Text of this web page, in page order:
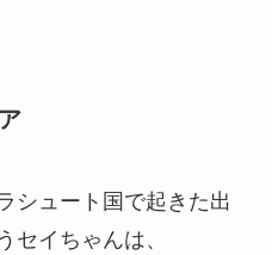
シュート国で起きた出
セイちゃんは、